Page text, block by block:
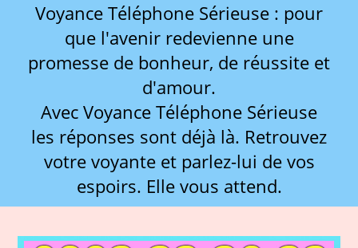
Voyance Téléphone Sérieuse : pour
que l'avenir redevienne une
promesse de bonheur, de réussite et
d'amour.
Avec Voyance Téléphone Sérieuse
les réponses sont déjà là. Retrouvez
votre voyante et parlez-lui de vos
espoirs. Elle vous attend.